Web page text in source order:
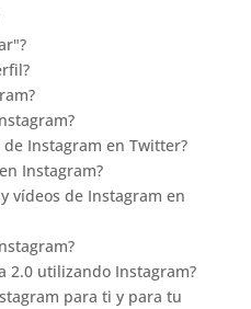
Instagram en Twitter?
Instagram?
vídeos de Instagram en
2.0 utilizando Instagram?
para ti y para tu